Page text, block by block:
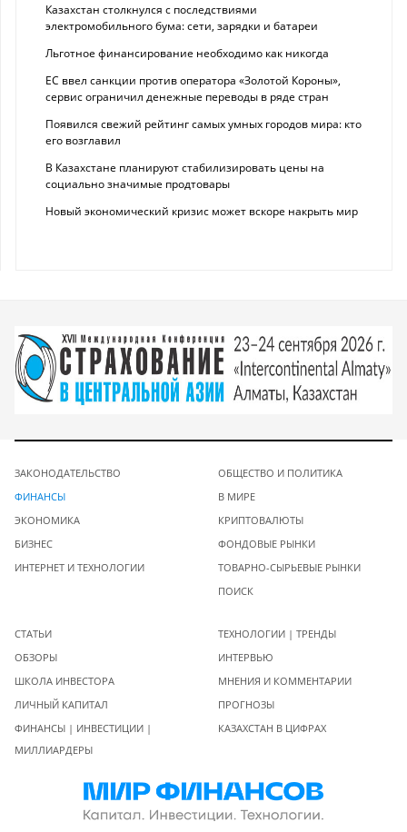
Казахстан столкнулся с последствиями
электромобильного бума: сети, зарядки и батареи
Льготное финансирование необходимо как никогда
ЕС ввел санкции против оператора «Золотой Короны»,
сервис ограничил денежные переводы в ряде стран
Появился свежий рейтинг самых умных городов мира: кто
его возглавил
В Казахстане планируют стабилизировать цены на
социально значимые продтовары
Новый экономический кризис может вскоре накрыть мир
ЗАКОНОДАТЕЛЬСТВО
ФИНАНСЫ
ЭКОНОМИКА
БИЗНЕС
ИНТЕРНЕТ И ТЕХНОЛОГИИ
ОБЩЕСТВО И ПОЛИТИКА
В МИРЕ
КРИПТОВАЛЮТЫ
ФОНДОВЫЕ РЫНКИ
ТОВАРНО-СЫРЬЕВЫЕ РЫНКИ
ПОИСК
СТАТЬИ
ОБЗОРЫ
ШКОЛА ИНВЕСТОРА
ЛИЧНЫЙ КАПИТАЛ
ФИНАНСЫ | ИНВЕСТИЦИИ |
МИЛЛИАРДЕРЫ
ТЕХНОЛОГИИ | ТРЕНДЫ
ИНТЕРВЬЮ
МНЕНИЯ И КОММЕНТАРИИ
ПРОГНОЗЫ
КАЗАХСТАН В ЦИФРАХ